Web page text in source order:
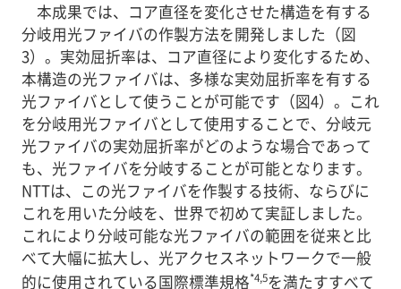
本成果では、コア直径を変化させた構造を有する
分岐用光ファイバの作製方法を開発しました（図
3）。実効屈折率は、コア直径により変化するため、
本構造の光ファイバは、多様な実効屈折率を有する
光ファイバとして使うことが可能です（図4）。これ
を分岐用光ファイバとして使用することで、分岐元
光ファイバの実効屈折率がどのような場合であって
も、光ファイバを分岐することが可能となります。
NTTは、この光ファイバを作製する技術、ならびに
これを用いた分岐を、世界で初めて実証しました。
これにより分岐可能な光ファイバの範囲を従来と比
べて大幅に拡大し、光アクセスネットワークで一般
的に使用されている国際標準規格*4,5を満たすすべて